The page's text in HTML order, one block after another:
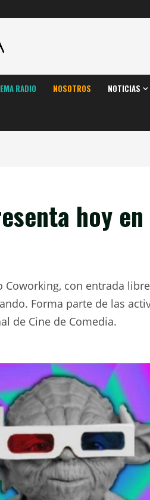
RADIO NOSOTROS NOTICIAS
hoy
Coworking, con entrada
Forma parte de las
de Cine de Comedia.